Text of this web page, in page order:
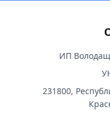
ИП
231800,